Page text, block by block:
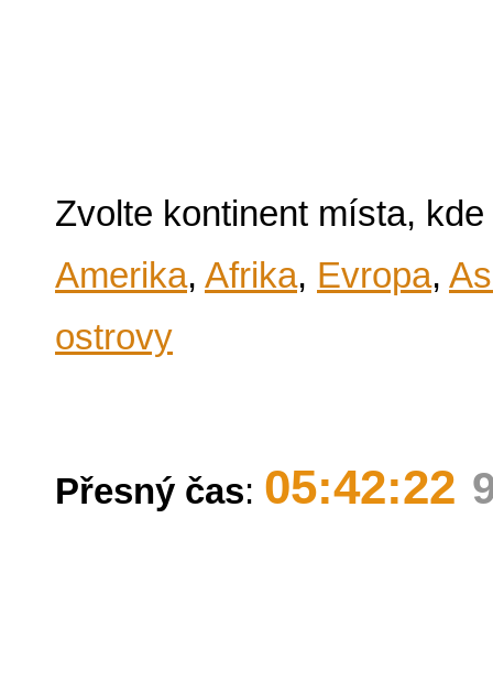
Zvolte kontinent místa,
Amerika, Afrika, Evropa,
ostrovy
Přesný čas: 05:42:22